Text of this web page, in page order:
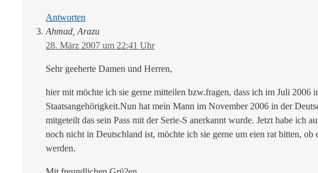
Antworten
Ahmad, Arazu
28. März 2007 um 22:41 Uhr
Sehr geeherte Damen und Herren,
hier mit möchte ich sie gerne mitteilen bzw.fragen, dass ich im Juli 2006
Staatsangehörigkeit.Nun hat mein Mann im November 2006 in der
mitgeteilt das sein Pass mit der Serie-S anerkannt wurde. Jetzt habe ich
noch nicht in Deutschland ist, möchte ich sie gerne um eien rat bitten, ob
werden.